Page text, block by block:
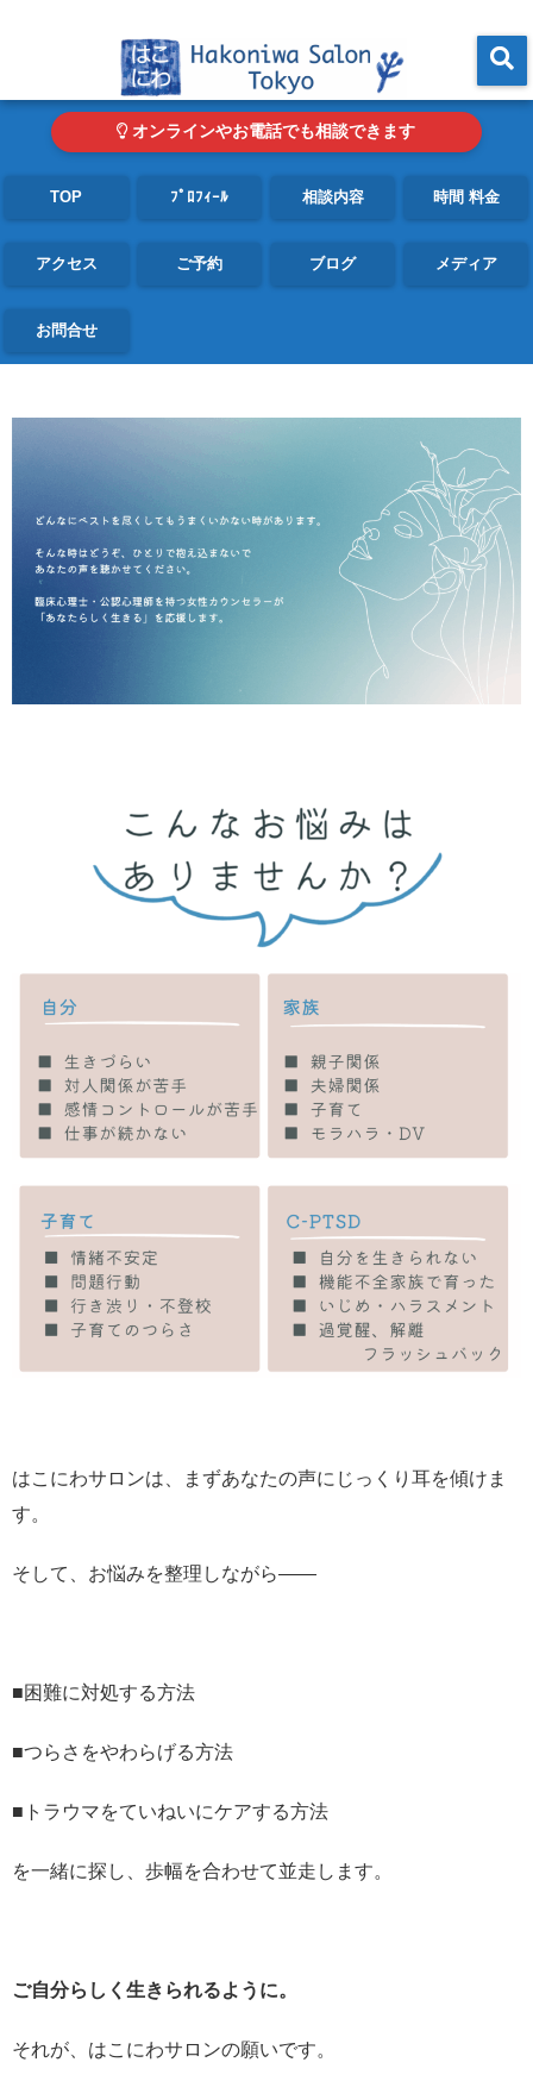
オンラインやお電話でも相談できます
TOP ﾌﾟﾛﾌｨｰﾙ 相談内容 時間 料金
アクセス ご予約 ブログ メディア
お問合せ
はこにわサロンは、まずあなたの声にじっくり耳を傾けま
す。
そして、お悩みを整理しながら――
■困難に対処する方法
■つらさをやわらげる方法
■トラウマをていねいにケアする方法
を一緒に探し、歩幅を合わせて並走します。
ご自分らしく生きられるように。
それが、はこにわサロンの願いです。